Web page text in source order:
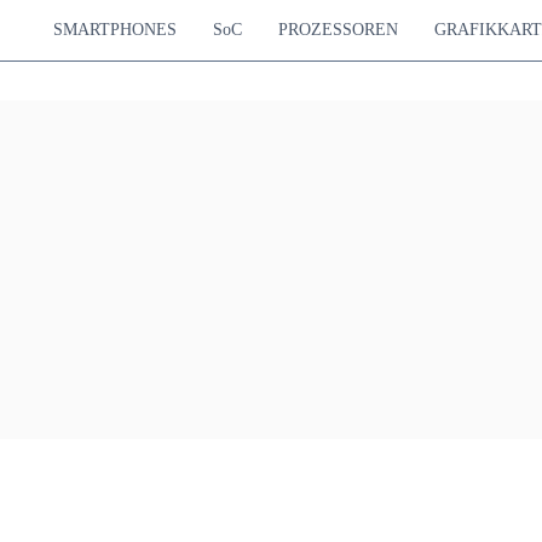
SMARTPHONES SoC PROZESSOREN